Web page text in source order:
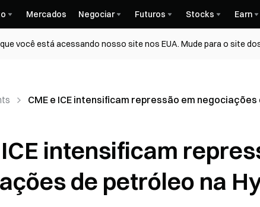
Mercados Negociar Futuros Stocks Earn
você está acessando nosso site nos EUA. Mude para o site
CME e ICE intensificam repressão em
intensificam
de petróleo na